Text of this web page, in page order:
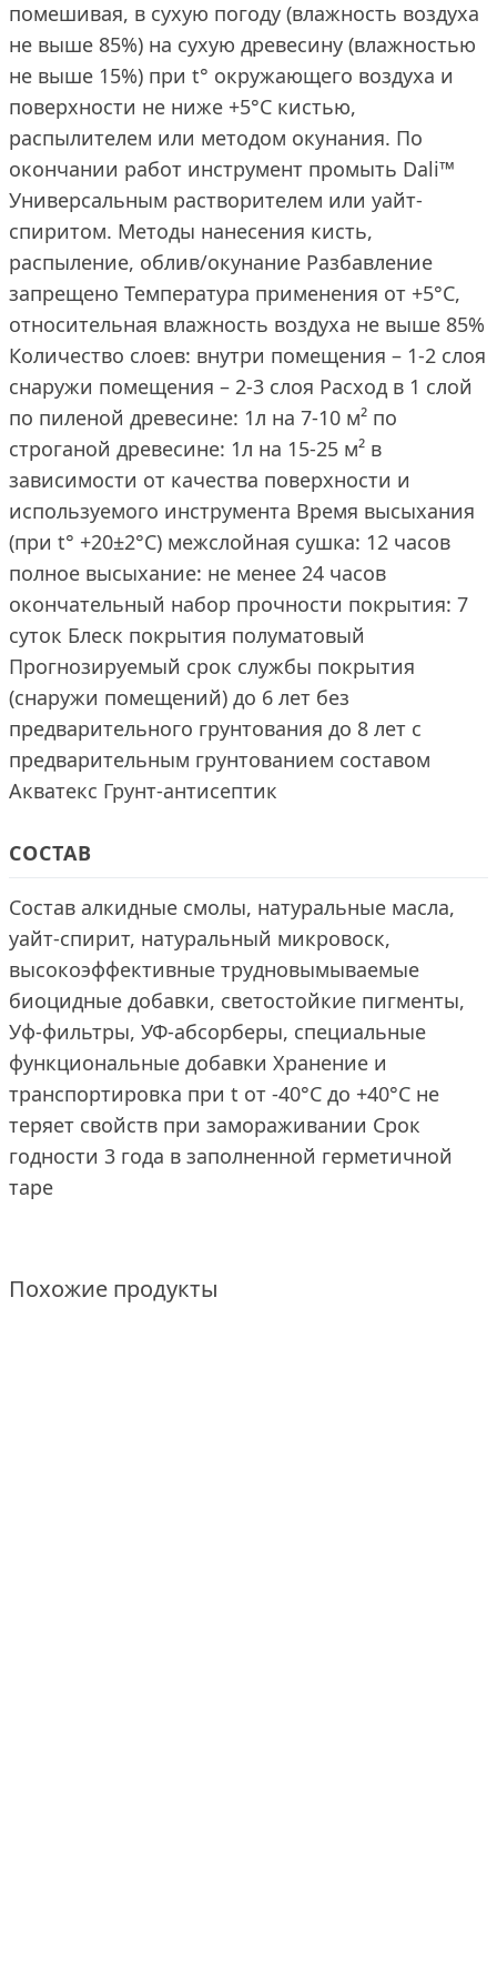
помешивая, в сухую погоду (влажность воздуха
не выше 85%) на сухую древесину (влажностью
не выше 15%) при t° окружающего воздуха и
поверхности не ниже +5°С кистью,
распылителем или методом окунания. По
окончании работ инструмент промыть Dali™
Универсальным растворителем или уайт-
спиритом. Методы нанесения кисть,
распыление, облив/окунание Разбавление
запрещено Температура применения от +5°С,
относительная влажность воздуха не выше 85%
Количество слоев: внутри помещения – 1-2 слоя
снаружи помещения – 2-3 слоя Расход в 1 слой
по пиленой древесине: 1л на 7-10 м² по
строганой древесине: 1л на 15-25 м² в
зависимости от качества поверхности и
используемого инструмента Время высыхания
(при t° +20±2°C) межслойная сушка: 12 часов
полное высыхание: не менее 24 часов
окончательный набор прочности покрытия: 7
суток Блеск покрытия полуматовый
Прогнозируемый срок службы покрытия
(снаружи помещений) до 6 лет без
предварительного грунтования до 8 лет с
предварительным грунтованием составом
Акватекс Грунт-антисептик
СОСТАВ
Состав алкидные смолы, натуральные масла,
уайт-спирит, натуральный микровоск,
высокоэффективные трудновымываемые
биоцидные добавки, светостойкие пигменты,
Уф-фильтры, УФ-абсорберы, специальные
функциональные добавки Хранение и
транспортировка при t от -40°С до +40°С не
теряет свойств при замораживании Срок
годности 3 года в заполненной герметичной
таре
Похожие продукты